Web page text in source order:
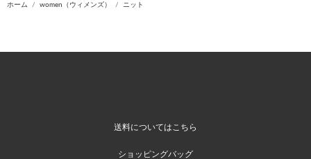
ホーム women（ウィメンズ） ニット
送料についてはこちら
ショッピングバッグ